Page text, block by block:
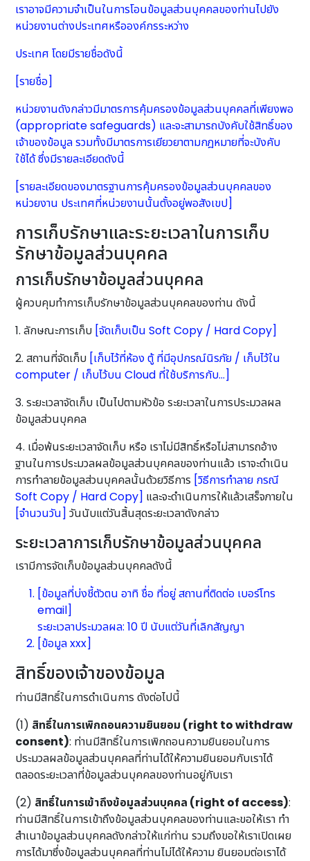
เราอาจมีความจำเป็นในการโอนข้อมูลส่วนบุคคลของท่านไปยัง
หน่วยงานต่างประเทศหรือองค์กรระหว่าง
ประเทศ โดยมีรายชื่อดังนี้
[รายชื่อ]
หน่วยงานดังกล่าวมีมาตรการคุ้มครองข้อมูลส่วนบุคคลที่เพียงพอ
(appropriate safeguards) และจะสามารถบังคับใช้สิทธิ์ของ
เจ้าของข้อมูล รวมทั้งมีมาตรการเยียวยาตามกฎหมายที่จะบังคับ
ใช้ได้ ซึ่งมีรายละเอียดดังนี้
[รายละเอียดของมาตรฐานการคุ้มครองข้อมูลส่วนบุคคลของ
หน่วยงาน ประเทศที่หน่วยงานนั้นตั้งอยู่พอสังเขป]
การเก็บรักษาและระยะเวลาในการเก็บ
รักษาข้อมูลส่วนบุคคล
การเก็บรักษาข้อมูลส่วนบุคคล
ผู้ควบคุมทำการเก็บรักษาข้อมูลส่วนบุคคลของท่าน ดังนี้
1. ลักษณะการเก็บ [จัดเก็บเป็น Soft Copy / Hard Copy]
2. สถานที่จัดเก็บ [เก็บไว้ที่ห้อง ตู้ ที่มีอุปกรณ์นิรภัย / เก็บไว้ใน
computer / เก็บไว้บน Cloud ที่ใช้บริการกับ…]
3. ระยะเวลาจัดเก็บ เป็นไปตามหัวข้อ ระยะเวลาในการประมวลผล
ข้อมูลส่วนบุคคล
4. เมื่อพ้นระยะเวลาจัดเก็บ หรือ เราไม่มีสิทธิ์หรือไม่สามารถอ้าง
ฐานในการประมวลผลข้อมูลส่วนบุคคลของท่านแล้ว เราจะดำเนิน
การทำลายข้อมูลส่วนบุคคลนั้นด้วยวิธีการ [วิธีการทำลาย กรณี
Soft Copy / Hard Copy] และจะดำเนินการให้แล้วเสร็จภายใน
[จำนวนวัน]วันนับแต่วันสิ้นสุดระยะเวลาดังกล่าว
ระยะเวลาการเก็บรักษาข้อมูลส่วนบุคคล
เรามีการจัดเก็บข้อมูลส่วนบุคคลดังนี้
[ข้อมูลที่บ่งชี้ตัวตน อาทิ ชื่อ ที่อยู่ สถานที่ติดต่อ เบอร์โทร
email]
ระยะเวลาประมวลผล: 10 ปี นับแต่วันที่เลิกสัญญา
[ข้อมูล xxx]
สิทธิ์ของเจ้าของข้อมูล
ท่านมีสิทธิ์ในการดำเนินการ ดังต่อไปนี้
(1) สิทธิ์ในการเพิกถอนความยินยอม (right to withdraw
consent): ท่านมีสิทธิ์ในการเพิกถอนความยินยอมในการ
ประมวลผลข้อมูลส่วนบุคคลที่ท่านได้ให้ความยินยอมกับเราได้
ตลอดระยะเวลาที่ข้อมูลส่วนบุคคลของท่านอยู่กับเรา
(2) สิทธิ์ในการเข้าถึงข้อมูลส่วนบุคคล (right of access):
ท่านมีสิทธิ์ในการเข้าถึงข้อมูลส่วนบุคคลของท่านและขอให้เรา ทำ
สำเนาข้อมูลส่วนบุคคลดังกล่าวให้แก่ท่าน รวมถึงขอให้เราเปิดเผย
การได้มาซึ่งข้อมูลส่วนบุคคลที่ท่านไม่ได้ให้ความ ยินยอมต่อเราได้